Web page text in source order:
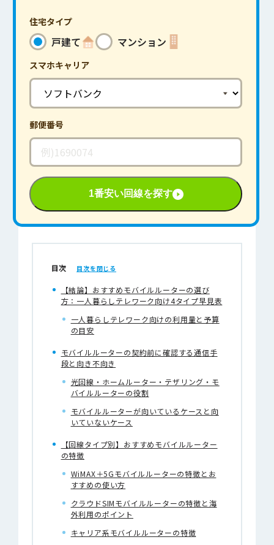
住宅タイプ
戸建て マンション
スマホキャリア
郵便番号
1番安い回線を探す
目次
【結論】おすすめモバイルルーターの選び
方：一人暮らしテレワーク向け4タイプ早見表
一人暮らしテレワーク向けの利用量と予算
の目安
モバイルルーターの契約前に確認する通信手
段と向き不向き
光回線・ホームルーター・テザリング・モ
バイルルーターの役割
モバイルルーターが向いているケースと向
いていないケース
【回線タイプ別】おすすめモバイルルーター
の特徴
WiMAX＋5Gモバイルルーターの特徴とお
すすめの使い方
クラウドSIMモバイルルーターの特徴と海
外利用のポイント
キャリア系モバイルルーターの特徴